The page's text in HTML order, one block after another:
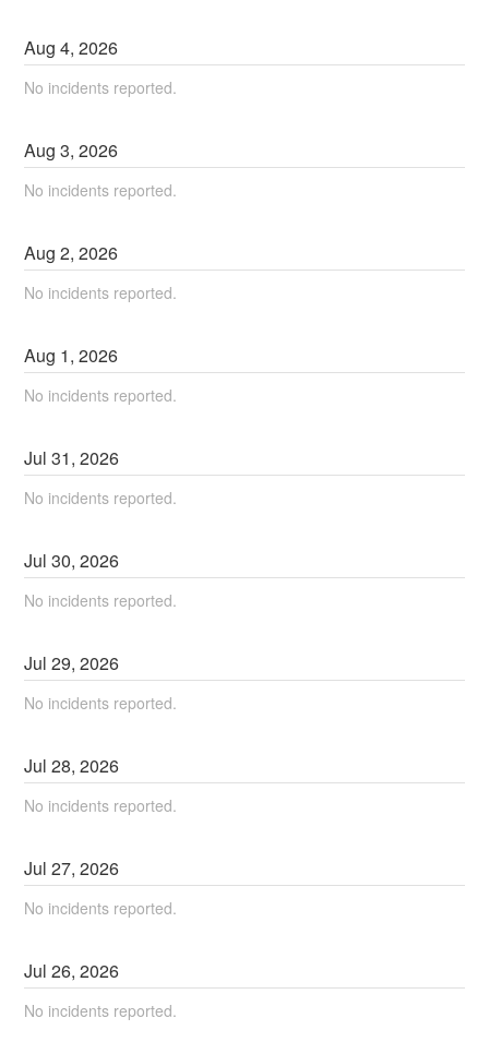
Aug4,2026
No incidents reported.
Aug3,2026
No incidents reported.
Aug2,2026
No incidents reported.
Aug 1,2026
No incidents reported.
Jul31,2026
No incidents reported.
Jul30,2026
No incidents reported.
Jul29,2026
No incidents reported.
Jul28,2026
No incidents reported.
Jul27,2026
No incidents reported.
Jul26,2026
No incidents reported.